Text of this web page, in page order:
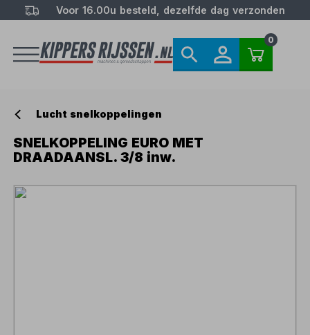
Voor 16.00u besteld, dezelfde dag verzonden
0
Lucht snelkoppelingen
SNELKOPPELING EURO MET
DRAADAANSL. 3/8 inw.